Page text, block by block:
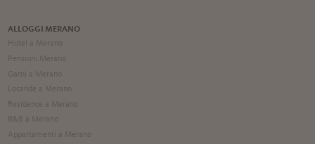
ALLOGGI MERANO
Hotel a Merano
Pensioni Merano
Garni a Merano
Locande a Merano
Residence a Merano
B&B a Merano
Appartamenti a Merano